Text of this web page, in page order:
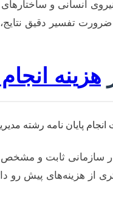
انسانی و
و ضرورت تفسیر دقیق
هزینه
سازمانی ثابت و
از هزینه‌های پیش رو